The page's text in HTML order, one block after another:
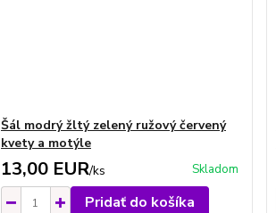
Šál modrý žltý zelený ružový červený
kvety a motýle
13,00 EUR/ks Skladom
Pridať do košíka